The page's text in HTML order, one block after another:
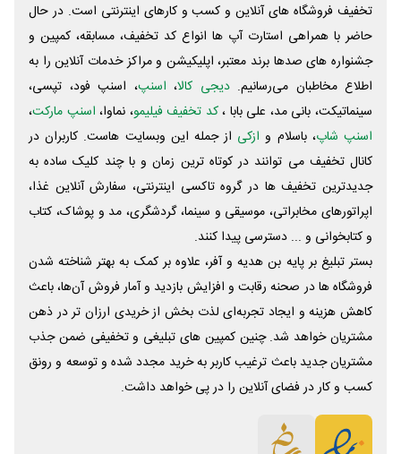
تخفیف فروشگاه های آنلاین و کسب و‌ کارهای اینترنتی است. در حال
حاضر با همراهی استارت آپ ها انواع کد تخفیف، مسابقه، کمپین و
جشنواره های صدها برند معتبر، اپلیکیشن و مراکز خدمات آنلاین را به
اطلاع مخاطبان می‌رسانیم. دیجی کالا، اسنپ، اسنپ فود، تپسی،
سینماتیکت، بانی مد، علی‌ بابا ،کد تخفیف فیلیمو، نماوا، اسنپ مارکت،
اسنپ شاپ، باسلام و ازکی از جمله این وبسایت ‌هاست. کاربران در
کانال تخفیف می توانند در کوتاه ترین زمان و با چند کلیک ساده به
جدیدترین تخفیف ها در گروه تاکسی اینترنتی، سفارش آنلاین غذا،
اپراتورهای مخابراتی، موسیقی و سینما، گردشگری، مد و پوشاک، کتاب
و کتابخوانی و ... دسترسی پیدا کنند.
بستر تبلیغ بر پایه بن هدیه و آفر، علاوه بر کمک به بهتر شناخته شدن
فروشگاه ها در صحنه رقابت و افزایش بازدید و آمار فروش آن‌ها، باعث
کاهش هزینه و ایجاد تجربه‌ای لذت بخش از خریدی ارزان تر در ذهن
مشتریان خواهد شد. چنین کمپین های تبلیغی و تخفیفی ضمن جذب
مشتریان جدید باعث ترغیب کاربر به خرید مجدد شده و توسعه و رونق
کسب و کار در فضای آنلاین را در پی خواهد داشت.